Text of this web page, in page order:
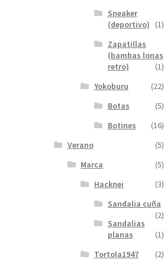
Sneaker
(deportivo)
(1)
Zapatillas
(bambas lonas
retro)
(1)
Yokoburu
(22)
Botas
(5)
Botines
(16)
Verano
(5)
Marca
(5)
Hacknei
(3)
Sandalia cuña
(2)
Sandalias
planas
(1)
Tortola1947
(2)